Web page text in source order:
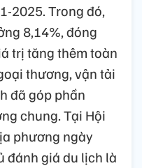
2025. Trong đó,
8,14%, đóng
trị tăng thêm toàn
thương, vận tải
đã góp phần
chung. Tại Hội
phương ngày
đánh giá du lịch là